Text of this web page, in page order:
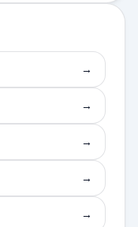
→
→
→
→
→